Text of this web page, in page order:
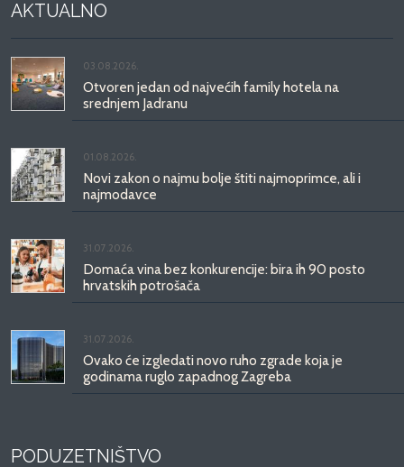
AKTUALNO
03.08.2026.
Otvoren jedan od najvećih family hotela na
srednjem Jadranu
01.08.2026.
Novi zakon o najmu bolje štiti najmoprimce, ali i
najmodavce
31.07.2026.
Domaća vina bez konkurencije: bira ih 90 posto
hrvatskih potrošača
31.07.2026.
Ovako će izgledati novo ruho zgrade koja je
godinama ruglo zapadnog Zagreba
PODUZETNIŠTVO